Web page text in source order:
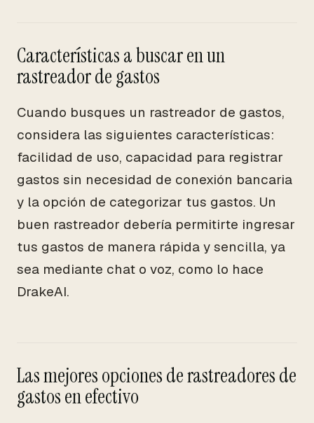
Características a buscar en un
rastreador de gastos
Cuando busques un rastreador de gastos,
considera las siguientes características:
facilidad de uso, capacidad para registrar
gastos sin necesidad de conexión bancaria
y la opción de categorizar tus gastos. Un
buen rastreador debería permitirte ingresar
tus gastos de manera rápida y sencilla, ya
sea mediante chat o voz, como lo hace
DrakeAI.
Las mejores opciones de rastreadores de
gastos en efectivo